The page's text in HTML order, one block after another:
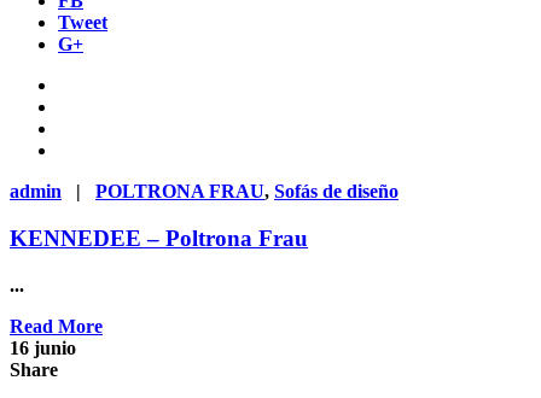
Tweet
G+
admin | POLTRONA FRAU, Sofás de diseño
KENNEDEE – Poltrona Frau
...
Read More
16 junio
Share